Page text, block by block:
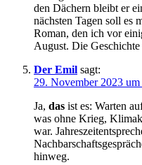
den Dächern bleibt er
nächsten Tagen soll es
Roman, den ich vor
August. Die
Der Emil sagt:
29. November 2023
Ja, das ist es: Warten
was ohne Krieg,
war.
hinweg.